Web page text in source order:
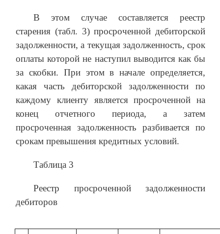
В этом случае составляется реестр
старения (табл. 3) просроченной дебиторской
задолженности, а текущая задолженность, срок
оплаты которой не наступил выводится как бы
за скобки. При этом в начале определяется,
какая часть дебиторской задолженности по
каждому клиенту является просроченной на
конец отчетного периода, а затем
просроченная задолженность разбивается по
срокам превышения кредитных условий.
Таблица 3
Реестр просроченной задолженности
дебиторов